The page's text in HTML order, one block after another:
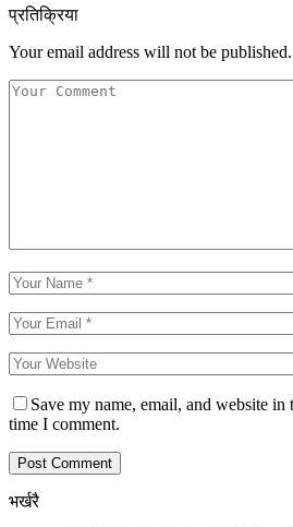
प्रतिक्रिया
Your email address will not be published.
Save my name, email, and website
time I comment.
भर्खरै